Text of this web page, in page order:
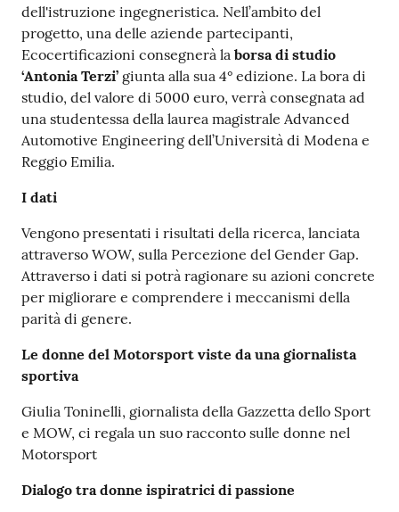
dell'istruzione ingegneristica. Nell’ambito del
progetto, una delle aziende partecipanti,
Ecocertificazioni consegnerà la borsa di studio
‘Antonia Terzi’ giunta alla sua 4° edizione. La bora di
studio, del valore di 5000 euro, verrà consegnata ad
una studentessa della laurea magistrale Advanced
Automotive Engineering dell’Università di Modena e
Reggio Emilia.
I dati
Vengono presentati i risultati della ricerca, lanciata
attraverso WOW, sulla Percezione del Gender Gap.
Attraverso i dati si potrà ragionare su azioni concrete
per migliorare e comprendere i meccanismi della
parità di genere.
Le donne del Motorsport viste da una giornalista
sportiva
Giulia Toninelli, giornalista della Gazzetta dello Sport
e MOW, ci regala un suo racconto sulle donne nel
Motorsport
Dialogo tra donne ispiratrici di passione